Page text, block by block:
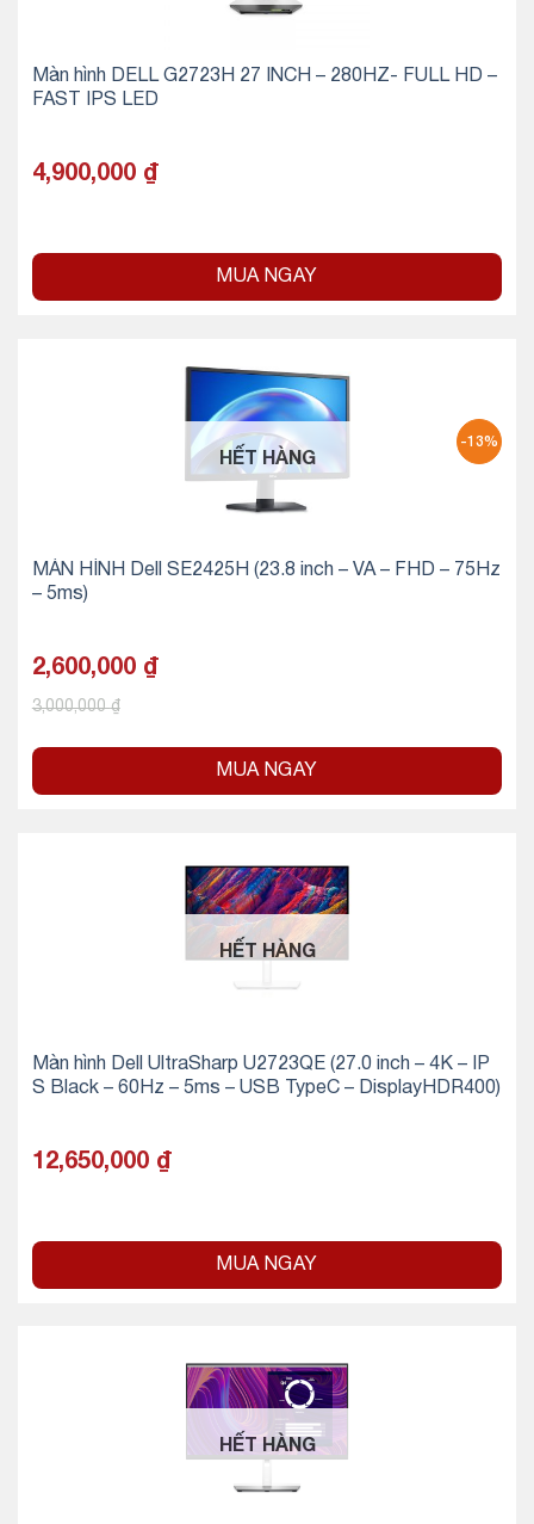
Màn hình DELL G2723H 27 INCH – 280HZ- FULL HD –
FAST IPS LED
4,900,000 ₫
MUA NGAY
-13%
HẾT HÀNG
MÀN HÌNH Dell SE2425H (23.8 inch – VA – FHD – 75Hz
– 5ms)
2,600,000 ₫
3,000,000₫
MUA NGAY
HẾT HÀNG
Màn hình Dell UltraSharp U2723QE (27.0 inch – 4K – IP
S Black – 60Hz – 5ms – USB TypeC – DisplayHDR400)
12,650,000 ₫
MUA NGAY
HẾT HÀNG